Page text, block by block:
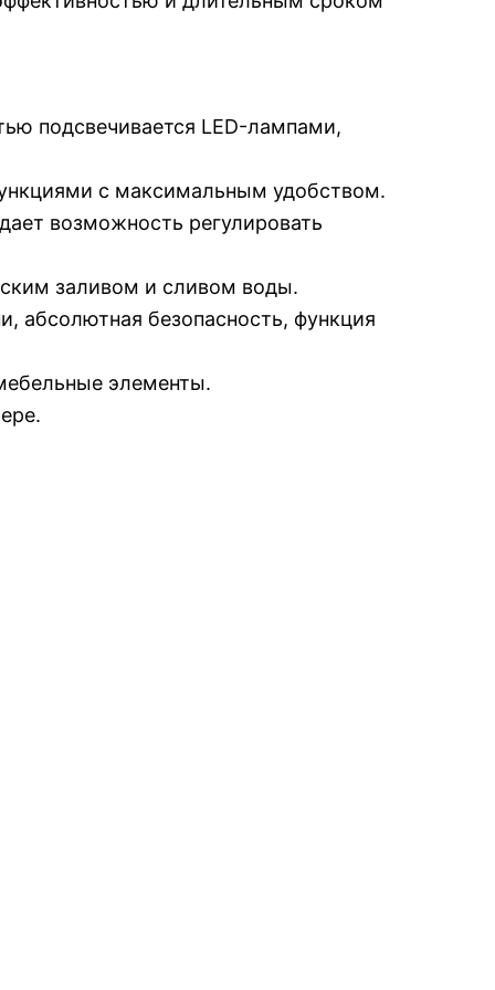
подсвечивается LED-лампами,
с максимальным удобством.
возможность регулировать
заливом и сливом воды.
абсолютная безопасность, функция
элементы.